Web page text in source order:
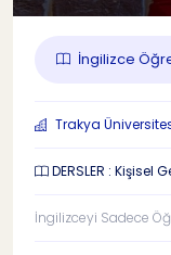
İngilizce
Trakya
DERSLER : Kişisel
İngilizceyi Sadece